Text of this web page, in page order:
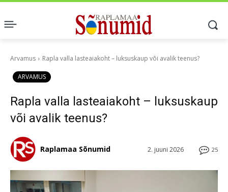
Arvamus Rapla valla lasteaiakoht – luksuskaup või avalik teenus?
ARVAMUS
Rapla valla lasteaiakoht – luksuskaup
või avalik teenus?
25
2. juuni 2026
Raplamaa Sõnumid